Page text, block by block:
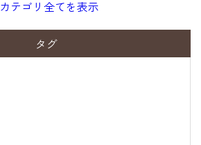
カテゴリ全てを表示
タグ